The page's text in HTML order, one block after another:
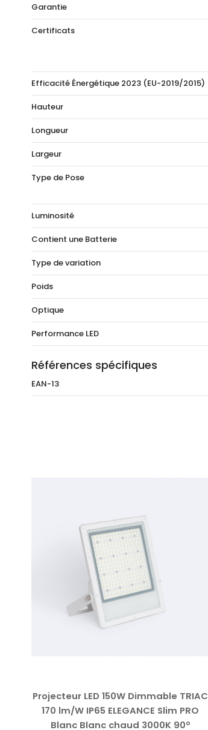
Garantie
Certificats
Efficacité Énergétique 2023 (EU-2019/2015)
Hauteur
Longueur
Largeur
Type de Pose
Luminosité
Contient une Batterie
Type de variation
Poids
Optique
Performance LED
Références spécifiques
EAN-13
Projecteur LED 150W Dimmable TRIAC
170 lm/W IP65 ELEGANCE Slim PRO
Blanc Blanc chaud 3000K 90º